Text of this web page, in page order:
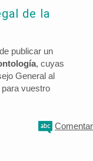
de la
publicar un
, cuyas
General al
para vuestro
Comentar